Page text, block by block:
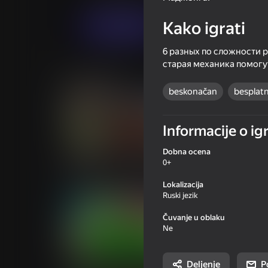
16+
Boys Word: The Battle for the
39
51
Kako igrati
6 разных по сложности
старая механика
beskonačan
Informacije o
Dobna ocena
0+
Lokalizacija
Ruski jezik
Čuvanje u oblaku
Ne
Deljenje